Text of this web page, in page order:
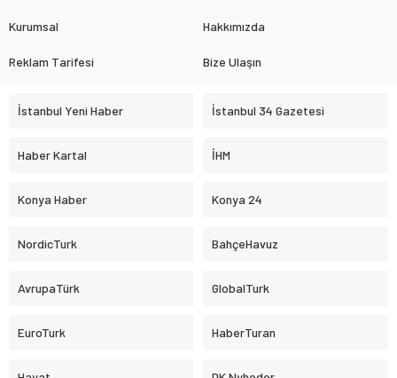
Kurumsal Hakkımızda
Reklam Tarifesi Bize Ulaşın
İstanbul Yeni Haber İstanbul 34 Gazetesi
Haber Kartal İHM
Konya Haber Konya 24
NordicTurk BahçeHavuz
AvrupaTürk GlobalTurk
EuroTurk HaberTuran